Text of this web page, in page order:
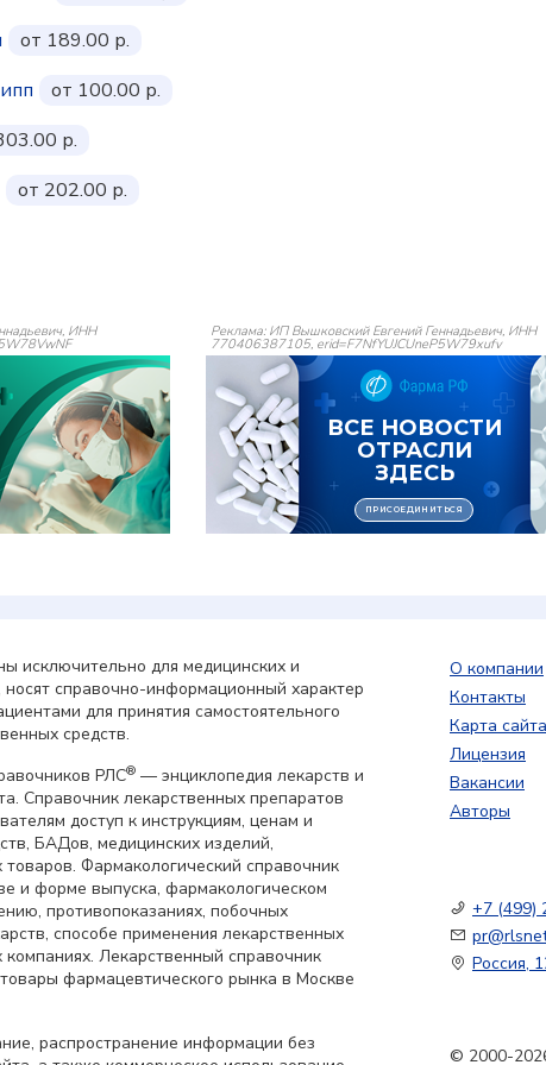
от 189.00 р.
от 100.00 р.
р.
от 202.00 р.
ИНН Реклама: ИП Вышковский Евгений Геннадьевич, ИНН
770406387105, erid=F7NfYUJCUneP5W79xufv
исключительно для медицинских и
справочно-информационный характер
для принятия самостоятельного
средств.
РЛС® — энциклопедия лекарств и
Справочник лекарственных препаратов
доступ к инструкциям, ценам и
БАДов, медицинских изделий,
Фармакологический справочник
и форме выпуска, фармакологическом
противопоказаниях, побочных
способе применения лекарственных
Лекарственный справочник
фармацевтического рынка в Москве
распространение информации без
О компании
Контакты
Карта сайта
Лицензия
Вакансии
Авторы
+7 (499)
Россия,
© 2000-